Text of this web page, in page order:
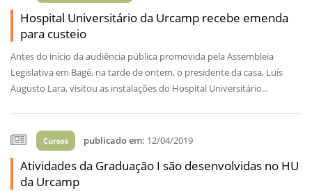
Hospital Universitário da Urcamp recebe emenda
para custeio
Antes do início da audiência pública promovida pela Assembleia
Legislativa em Bagé, na tarde de ontem, o presidente da casa, Luís
Augusto Lara, visitou as instalações do Hospital Universitário...
Cursos publicado em: 12/04/2019
Atividades da Graduação I são desenvolvidas no HU
da Urcamp